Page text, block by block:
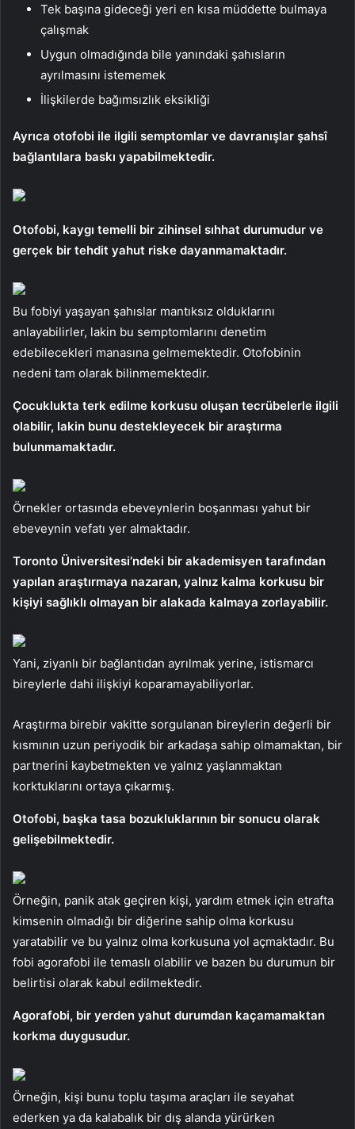
Tek başına gideceği yeri en kısa müddette bulmaya
çalışmak
Uygun olmadığında bile yanındaki şahısların
ayrılmasını istememek
İlişkilerde bağımsızlık eksikliği
Ayrıca otofobi ile ilgili semptomlar ve davranışlar şahsî
bağlantılara baskı yapabilmektedir.
Otofobi, kaygı temelli bir zihinsel sıhhat durumudur ve
gerçek bir tehdit yahut riske dayanmamaktadır.
Bu fobiyi yaşayan şahıslar mantıksız olduklarını
anlayabilirler, lakin bu semptomlarını denetim
edebilecekleri manasına gelmemektedir. Otofobinin
nedeni tam olarak bilinmemektedir.
Çocuklukta terk edilme korkusu oluşan tecrübelerle ilgili
olabilir, lakin bunu destekleyecek bir araştırma
bulunmamaktadır.
Örnekler ortasında ebeveynlerin boşanması yahut bir
ebeveynin vefatı yer almaktadır.
Toronto Üniversitesi’ndeki bir akademisyen tarafından
yapılan araştırmaya nazaran, yalnız kalma korkusu bir
kişiyi sağlıklı olmayan bir alakada kalmaya zorlayabilir.
Yani, ziyanlı bir bağlantıdan ayrılmak yerine, istismarcı
bireylerle dahi ilişkiyi koparamayabiliyorlar.
Araştırma birebir vakitte sorgulanan bireylerin değerli bir
kısmının uzun periyodik bir arkadaşa sahip olmamaktan, bir
partnerini kaybetmekten ve yalnız yaşlanmaktan
korktuklarını ortaya çıkarmış.
Otofobi, başka tasa bozukluklarının bir sonucu olarak
gelişebilmektedir.
Örneğin, panik atak geçiren kişi, yardım etmek için etrafta
kimsenin olmadığı bir diğerine sahip olma korkusu
yaratabilir ve bu yalnız olma korkusuna yol açmaktadır. Bu
fobi agorafobi ile temaslı olabilir ve bazen bu durumun bir
belirtisi olarak kabul edilmektedir.
Agorafobi, bir yerden yahut durumdan kaçamamaktan
korkma duygusudur.
Örneğin, kişi bunu toplu taşıma araçları ile seyahat
ederken ya da kalabalık bir dış alanda yürürken